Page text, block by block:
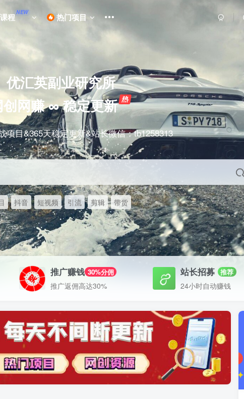
程NEW 热门项目
优汇英副业研究所
创网赚 ∞ 稳定更新
项目&365天稳定更新&站长微信：tb1258313
抖音 短视频 引流 剪辑 带货
推广赚钱 30%分佣
推广返佣高达30%
站长招募 推荐
24小时自动赚钱